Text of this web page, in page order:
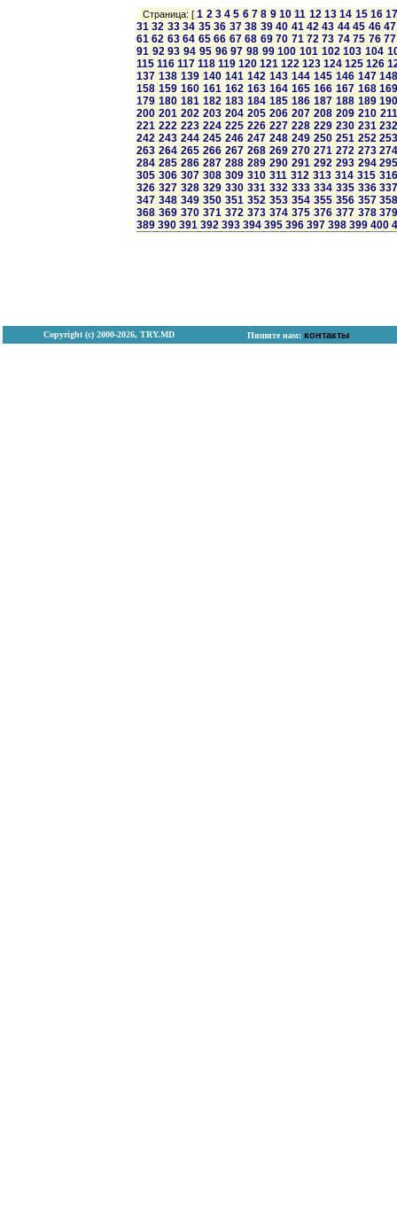
Страница: [1 2 3 4 5 6 7 8 9 10 11 12 13 14 15 16
31 32 33 34 35 36 37 38 39 40 41 42 43 44 45 46 47
61 62 63 64 65 66 67 68 69 70 71 72 73 74 75 76 77
91 92 93 94 95 96 97 98 99 100 101 102 103 104
115 116 117 118 119 120 121 122 123 124 125 126
137 138 139 140 141 142 143 144 145 146 147
158 159 160 161 162 163 164 165 166 167 168
179 180 181 182 183 184 185 186 187 188 189
200 201 202 203 204 205 206 207 208 209 210 211
221 222 223 224 225 226 227 228 229 230 231
242 243 244 245 246 247 248 249 250 251 252
263 264 265 266 267 268 269 270 271 272 273
284 285 286 287 288 289 290 291 292 293 294
305 306 307 308 309 310 311 312 313 314 315 316
326 327 328 329 330 331 332 333 334 335 336
347 348 349 350 351 352 353 354 355 356 357
368 369 370 371 372 373 374 375 376 377 378
389 390 391 392 393 394 395 396 397 398 399 400
Copyright (с) 2000-2026, TRY.MD Пишите нам: контакты